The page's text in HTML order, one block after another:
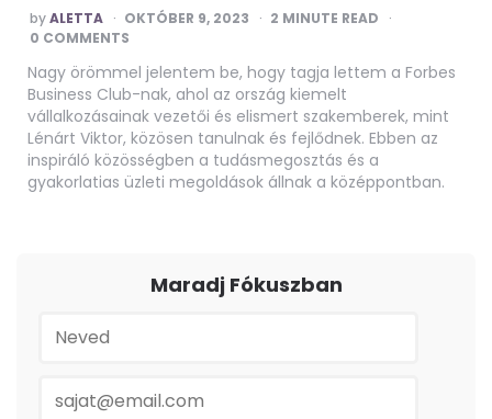
POSTED
BY
byALETTA OKTÓBER 9, 2023 2 MINUTE READ
0 COMMENTS
Nagy örömmel jelentem be, hogy tagja lettem a Forbes
Business Club-nak, ahol az ország kiemelt
vállalkozásainak vezetői és elismert szakemberek, mint
Lénárt Viktor, közösen tanulnak és fejlődnek. Ebben az
inspiráló közösségben a tudásmegosztás és a
gyakorlatias üzleti megoldások állnak a középpontban.
Maradj Fókuszban